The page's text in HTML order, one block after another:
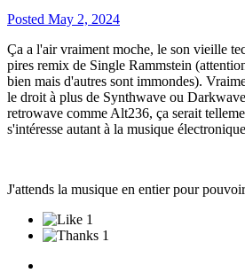
Posted May 2, 2024
Ça a l'air vraiment moche, le son vieille
pires remix de Single Rammstein
bien mais d'autres sont immondes).
le droit à plus de Synthwave ou
retrowave comme Alt236, ça serait
s'intéresse autant à la musique
J'attends la musique en entier pour
1
1